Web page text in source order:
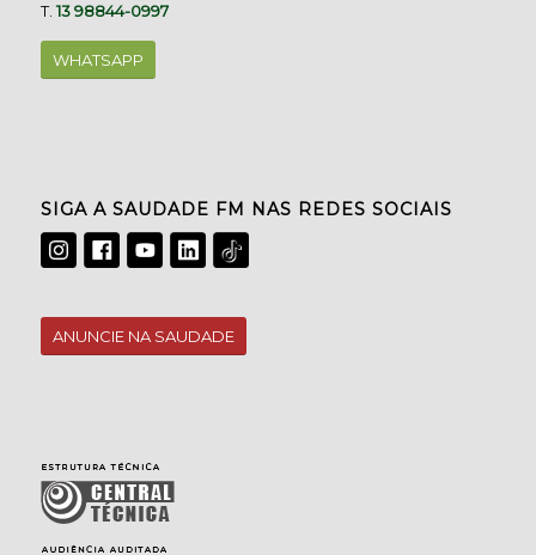
T.13 98844-0997
WHATSAPP
SIGA A SAUDADE FM NAS REDES SOCIAIS
ANUNCIE NA SAUDADE